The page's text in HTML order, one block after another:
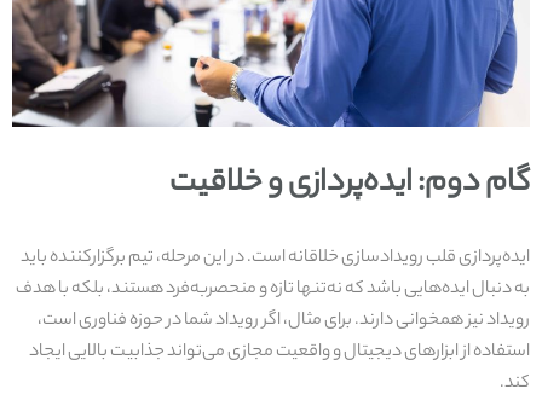
گام دوم: ایده‌پردازی و خلاقیت
ایده‌پردازی قلب رویدادسازی خلاقانه است. در این مرحله، تیم برگزارکننده باید
به دنبال ایده‌هایی باشد که نه‌تنها تازه و منحصربه‌فرد هستند، بلکه با هدف
رویداد نیز همخوانی دارند. برای مثال، اگر رویداد شما در حوزه فناوری است،
استفاده از ابزارهای دیجیتال و واقعیت مجازی می‌تواند جذابیت بالایی ایجاد
کند.